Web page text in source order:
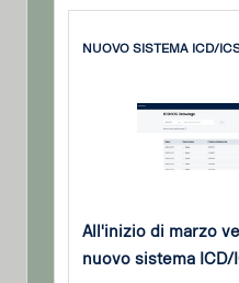
NUOVO SISTEMA ICD/
All'inizio di marzo
nuovo sistema ICD/